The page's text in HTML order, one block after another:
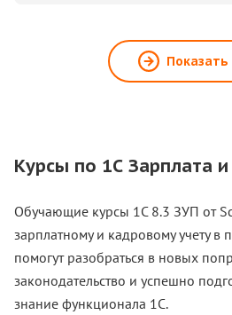
Курсы по 1С Зарплата
Обучающие курсы 1С 8.3 ЗУП от
зарплатному и кадровому учету в
помогут разобраться в новых
законодательство и успешно
знание функционала 1С.